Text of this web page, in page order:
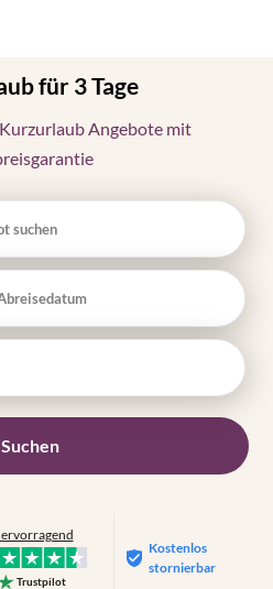
für 3 Tage
Angebote mit
suchen
Suchen
Trustpilot
Kostenlos
stornierbar